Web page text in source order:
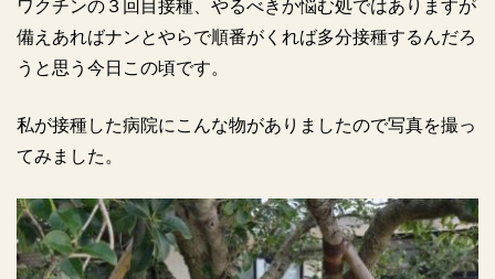
ワクチンの３回目接種、やるべきか悩む処ではありますが
備えあればナンとやらで順番がくれば多分接種するんだろ
うと思う今日この頃です。
私が接種した病院にこんな物がありましたので写真を撮っ
てみました。